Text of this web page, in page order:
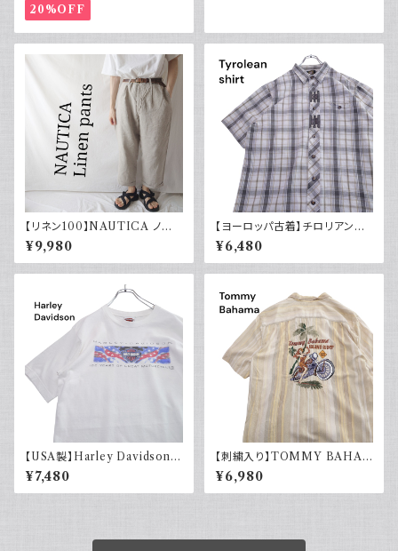
20%OFF
【リネン100】NAUTICA ノー
ティカ ツータックパンツ スラック
ス 古着 ワイドパンツ
¥9,980
【ヨーロッパ古着】チロリアンシ
ャツ 半袖 古着 チェック レトロ
ユーロ古着 ボックスシルエット
¥6,480
【USA製】Harley Davidson
ハーレーダビッドソン プリントT
シャツ 古着 ホワイト 白 2002
年 100周年
¥7,480
【刺繍入り】TOMMY BAHA
MA トミーバハマ オープンカラ
ーシャツ シルク100％ 開禁 古
着 アメカジ ストライプ
¥6,980